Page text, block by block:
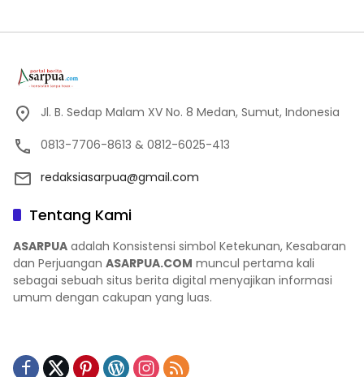
Jl. B. Sedap Malam XV No. 8 Medan, Sumut, Indonesia
0813-7706-8613 & 0812-6025-413
redaksiasarpua@gmail.com
Tentang Kami
ASARPUA adalah Konsistensi simbol Ketekunan, Kesabaran
dan Perjuangan ASARPUA.COM muncul pertama kali
sebagai sebuah situs berita digital menyajikan informasi
umum dengan cakupan yang luas.